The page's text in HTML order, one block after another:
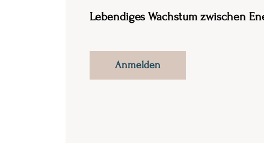
Lebendiges Wachstum zwischen
Anmelden